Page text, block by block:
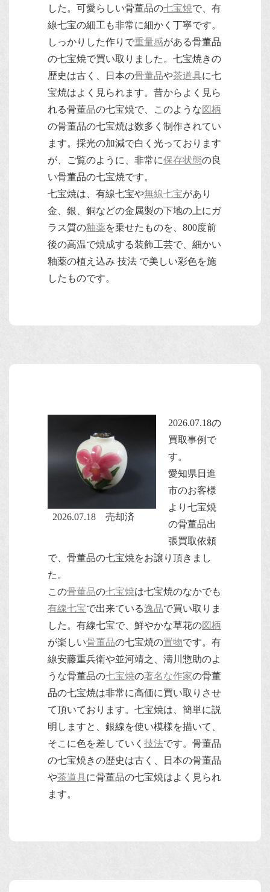
した。可愛らしい骨董品の七宝焼で、有
線七宝の細工も非常に細かく丁寧です。
しっかりした作りで重量感がある骨董品
の七宝焼で買い取りました。七宝焼きの
歴史は古く、日本の骨董品や茶道具に七
宝焼はよく見られます。昔からよく見ら
れる骨董品の七宝焼で、このような図柄
の骨董品の七宝焼は数多く制作されてい
ます。採光の加減で白く光っております
が、ご覧のように、非常に保存状態の良
い骨董品の七宝焼です。
七宝焼は、有線七宝や無線七宝があり
金、銀、銅などの金属製の下地の上にガ
ラス質の釉薬を乗せたものを、800度前
後の高温で焼成する装飾工芸で、細かい
釉薬の植え込み 技法 で美しい彩色を施
したものです。
2026.07.18 売却済
2026.07.18の
買取事例で
す。
愛知県日進
市のお客様
より七宝焼
の骨董品出
張買取依頼
で、骨董品の七宝焼をお譲り頂きまし
た。
この骨董品の七宝焼は七宝焼のなかでも
有線七宝で出来ている逸品で買い取りま
した。有線七宝で、鮮やかな草花の図柄
が楽しい骨董品の七宝焼の置物です。有
線安藤重兵衛や並河靖之、濤川惣助のよ
うな骨董品の七宝焼の著名な作家の骨董
品の七宝焼は非常に高価に買い取りさせ
て頂いております。七宝焼は、簡単に説
明しますと、銀線を使い模様を描いて、
そこに色を差していく 技法です。骨董品
の七宝焼きの歴史は古く、日本の骨董品
や茶道具に骨董品の七宝焼はよく見られ
ます。